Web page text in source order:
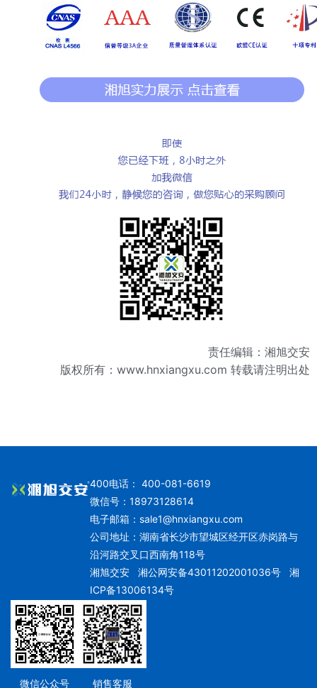
责任编辑：湘旭交安
版权所有： www.hnxiangxu.com 转载请注明出处
400电话： 400-081-6619
微信号：18973128614
电子邮箱： sale1@hnxiangxu.com
公司地址：湖南省长沙市望城区经开区赤岗路与
沿河路交叉口西南角118号
湘旭交安湘公网安备43011202001036号
湘
ICP备13006134号
微信公众号 销售客服